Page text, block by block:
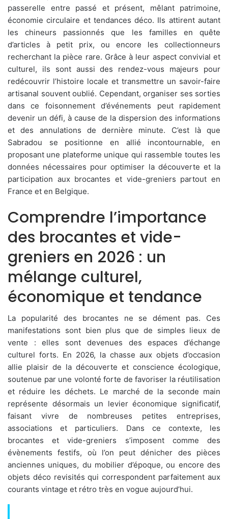
passerelle entre passé et présent, mêlant patrimoine,
économie circulaire et tendances déco. Ils attirent autant
les chineurs passionnés que les familles en quête
d’articles à petit prix, ou encore les collectionneurs
recherchant la pièce rare. Grâce à leur aspect convivial et
culturel, ils sont aussi des rendez-vous majeurs pour
redécouvrir l’histoire locale et transmettre un savoir-faire
artisanal souvent oublié. Cependant, organiser ses sorties
dans ce foisonnement d’événements peut rapidement
devenir un défi, à cause de la dispersion des informations
et des annulations de dernière minute. C’est là que
Sabradou se positionne en allié incontournable, en
proposant une plateforme unique qui rassemble toutes les
données nécessaires pour optimiser la découverte et la
participation aux brocantes et vide-greniers partout en
France et en Belgique.
Comprendre l’importance
des brocantes et vide-
greniers en 2026 : un
mélange culturel,
économique et tendance
La popularité des brocantes ne se dément pas. Ces
manifestations sont bien plus que de simples lieux de
vente : elles sont devenues des espaces d’échange
culturel forts. En 2026, la chasse aux objets d’occasion
allie plaisir de la découverte et conscience écologique,
soutenue par une volonté forte de favoriser la réutilisation
et réduire les déchets. Le marché de la seconde main
représente désormais un levier économique significatif,
faisant vivre de nombreuses petites entreprises,
associations et particuliers. Dans ce contexte, les
brocantes et vide-greniers s’imposent comme des
évènements festifs, où l’on peut dénicher des pièces
anciennes uniques, du mobilier d’époque, ou encore des
objets déco revisités qui correspondent parfaitement aux
courants vintage et rétro très en vogue aujourd’hui.